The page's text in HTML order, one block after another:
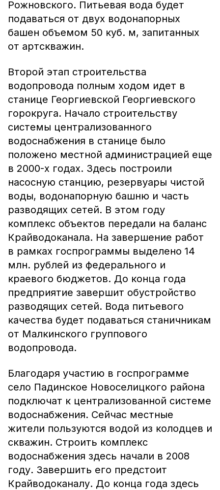
Рожновского. Питьевая вода будет
подаваться от двух водонапорных
башен объемом 50 куб. м, запитанных
от артскважин.
Второй этап строительства
водопровода полным ходом идет в
станице Георгиевской Георгиевского
горокруга. Начало строительству
системы централизованного
водоснабжения в станице было
положено местной администрацией еще
в 2000-х годах. Здесь построили
насосную станцию, резервуары чистой
воды, водонапорную башню и часть
разводящих сетей. В этом году
комплекс объектов передали на баланс
Крайводоканала. На завершение работ
в рамках госпрограммы выделено 14
млн. рублей из федерального и
краевого бюджетов. До конца года
предприятие завершит обустройство
разводящих сетей. Вода питьевого
качества будет подаваться станичникам
от Малкинского группового
водопровода.
Благодаря участию в госпрограмме
село Падинское Новоселицкого района
подключат к централизованной системе
водоснабжения. Сейчас местные
жители пользуются водой из колодцев и
скважин. Строить комплекс
водоснабжения здесь начали в 2008
году. Завершить его предстоит
Крайводоканалу. До конца года здесь